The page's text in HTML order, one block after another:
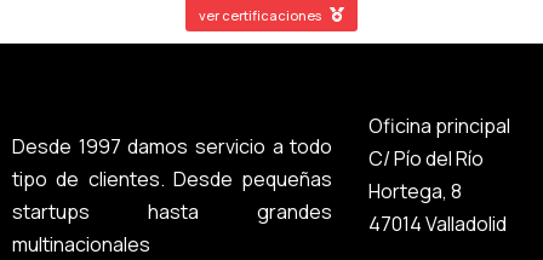
ver certificaciones
Desde 1997 damos servicio a todo
tipo de clientes. Desde pequeñas
startups hasta grandes
multinacionales
Oficina principal
C/ Pío del Río
Hortega, 8
47014 Valladolid